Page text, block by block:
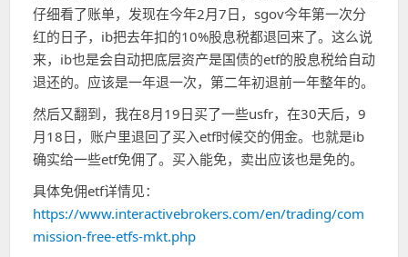
仔细看了账单，发现在今年2月7日，sgov今年第一次分
红的日子，ib把去年扣的10%股息税都退回来了。这么说
来，ib也是会自动把底层资产是国债的etf的股息税给自动
退还的。应该是一年退一次，第二年初退前一年整年的。
然后又翻到，我在8月19日买了一些usfr，在30天后，9
月18日，账户里退回了买入etf时候交的佣金。也就是ib
确实给一些etf免佣了。买入能免，卖出应该也是免的。
具体免佣etf详情见：
https://www.interactivebrokers.com/en/trading/com
mission-free-etfs-mkt.php